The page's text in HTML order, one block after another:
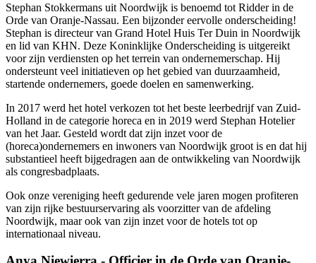
Stephan Stokkermans uit Noordwijk is benoemd tot Ridder in de
Orde van Oranje-Nassau. Een bijzonder eervolle onderscheiding!
Stephan is directeur van Grand Hotel Huis Ter Duin in Noordwijk
en lid van KHN. Deze Koninklijke Onderscheiding is uitgereikt
voor zijn verdiensten op het terrein van ondernemerschap. Hij
ondersteunt veel initiatieven op het gebied van duurzaamheid,
startende ondernemers, goede doelen en samenwerking.
In 2017 werd het hotel verkozen tot het beste leerbedrijf van Zuid-
Holland in de categorie horeca en in 2019 werd Stephan Hotelier
van het Jaar. Gesteld wordt dat zijn inzet voor de
(horeca)ondernemers en inwoners van Noordwijk groot is en dat hij
substantieel heeft bijgedragen aan de ontwikkeling van Noordwijk
als congresbadplaats.
Ook onze vereniging heeft gedurende vele jaren mogen profiteren
van zijn rijke bestuurservaring als voorzitter van de afdeling
Noordwijk, maar ook van zijn inzet voor de hotels tot op
internationaal niveau.